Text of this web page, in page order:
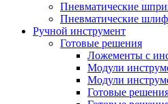
Пневматические
Пневматические
Ручной инструмент
Готовые решения
Ложементы с
Модули
Модули
Готовые